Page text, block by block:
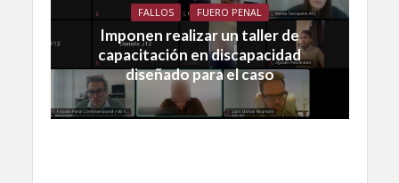
FALLOS FUERO PENAL
Imponen realizar un taller de
capacitación en discapacidad
diseñado para el caso